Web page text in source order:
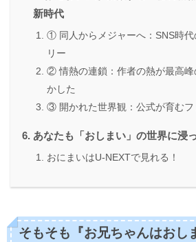
新時代
① 同人からメジャーへ：SNS時代
リー
② 情熱の連鎖：作者の熱が最高峰
かした
③ 開かれた世界観：公式が育むフ
あなたも「おしまい」の世界に浸
おにまいはU-NEXTで見れる！
そもそも『お兄ちゃんはおし